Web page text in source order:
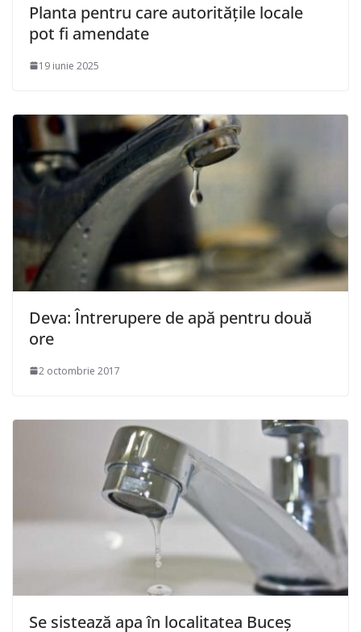
Planta pentru care autoritățile locale
pot fi amendate
19 iunie 2025
Deva: Întrerupere de apă pentru două
ore
2 octombrie 2017
Se sistează apa în localitatea Buceș